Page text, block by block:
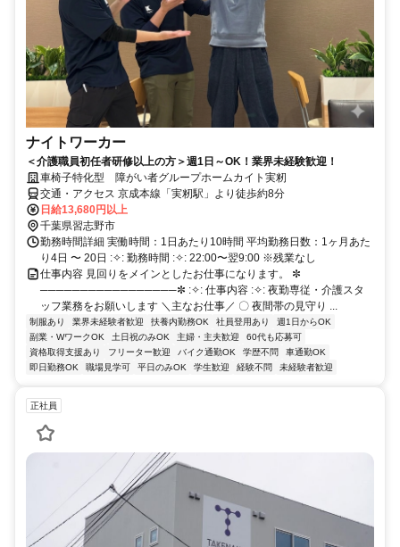
ナイトワーカー
＜介護職員初任者研修以上の方＞週1日～OK！業界未経験歓迎！
車椅子特化型 障がい者グループホームカイト実籾
交通・アクセス 京成本線「実籾駅」より徒歩約8分
日給13,680円以上
千葉県習志野市
勤務時間詳細 実働時間：1日あたり10時間 平均勤務日数：1ヶ月あた
り4日 〜 20日 :✧: 勤務時間 :✧: 22:00〜翌9:00 ※残業なし
仕事内容 見回りをメインとしたお仕事になります。 ✼
─────────────────✼ :✧: 仕事内容 :✧: 夜勤専従・介護スタ
ッフ業務をお願いします ＼主なお仕事／ 〇 夜間帯の見守り ...
制服あり 業界未経験者歓迎 扶養内勤務OK 社員登用あり
週1日からOK
副業・WワークOK
土日祝のみOK 主婦・主夫歓迎
60代も応募可
資格取得支援あり
フリーター歓迎 バイク通勤OK 学歴不問
車通勤OK
即日勤務OK
職場見学可 平日のみOK 学生歓迎 経験不問 未経験者歓迎
正社員